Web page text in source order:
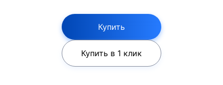
Купить
Купить в 1 клик